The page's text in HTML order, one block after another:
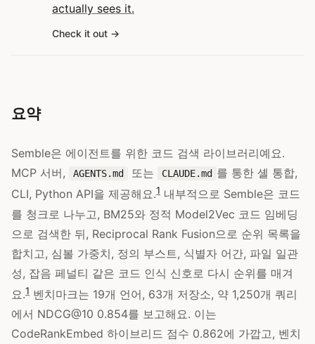
actually sees it.
Check it out
요약
Semble은 에이전트를 위한 코드 검색 라이브러리예요.
MCP 서버,
AGENTS.md 또는 CLAUDE.md 를 통한 셸 통합,
CLI, Python API을 제공해요.1 내부적으로 Semble은 코드
를 청크로 나누고, BM25와 정적 Model2Vec 코드 임베딩
으로 검색한 뒤, Reciprocal Rank Fusion으로 순위 목록을
합치고, 심볼 가중치, 정의 부스트, 식별자 어간, 파일 일관
성, 잡음 페널티 같은 코드 인식 신호로 다시 순위를 매겨
요.1 벤치마크는 19개 언어, 63개 저장소, 약 1,250개 쿼리
에서 NDCG@10 0.854를 보고해요. 이는
CodeRankEmbed 하이브리드 점수 0.862에 가깝고, 벤치